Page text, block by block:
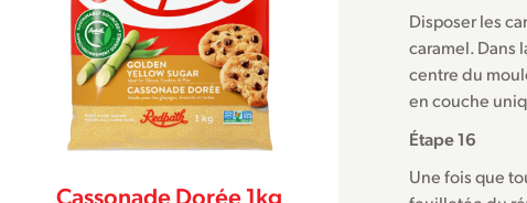
Cassonade Dorée 1kg
Disposer les
caramel. Dans
centre du
en couche
Étape 16
Une fois que